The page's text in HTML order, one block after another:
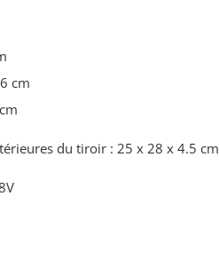
cm
du tiroir : 25 x 28 x 4.5 cm